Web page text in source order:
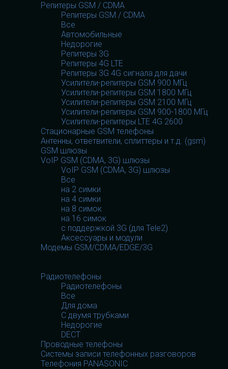
Репитеры GSM / CDMA
Репитеры GSM / CDMA
Все
Автомобильные
Недорогие
Репитеры 3G
Репитеры 4G LTE
Репитеры 3G 4G сигнала для дачи
Усилители-репитеры GSM 900 МГц
Усилители-репитеры GSM 1800 МГц
Усилители-репитеры GSM 2100 МГц
Усилители-репитеры GSM 900-1800 МГц
Усилители-репитеры LTE 4G 2600
Стационарные GSM телефоны
Антенны, ответвители, сплиттеры и т.д. (gsm)
GSM шлюзы
VoIP GSM (CDMA, 3G) шлюзы
VoIP GSM (CDMA, 3G) шлюзы
Все
на 2 симки
на 4 симки
на 8 симок
на 16 симок
с поддержкой 3G (для Tele2)
Аксессуары и модули
Модемы GSM/CDMA/EDGE/3G
Радиотелефоны
Радиотелефоны
Все
Для дома
С двумя трубками
Недорогие
DECT
Проводные телефоны
Системы записи телефонных разговоров
Телефония PANASONIC